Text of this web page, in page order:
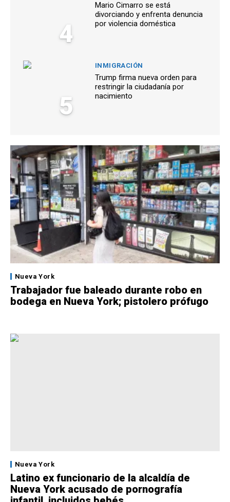
4
Mario Cimarro se está
divorciando y enfrenta denuncia
por violencia doméstica
5
INMIGRACIÓN
Trump firma nueva orden para
restringir la ciudadanía por
nacimiento
Nueva York
Trabajador fue baleado durante robo en
bodega en Nueva York; pistolero prófugo
Nueva York
Latino ex funcionario de la alcaldía de
Nueva York acusado de pornografía